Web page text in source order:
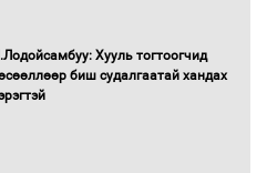
Хууль тогтоогчид
биш судалгаатай хандах